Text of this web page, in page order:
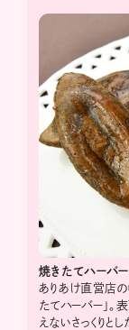
焼きたてハーバー
ありあけ直営店
たてハーバー」。
えないさっくりと